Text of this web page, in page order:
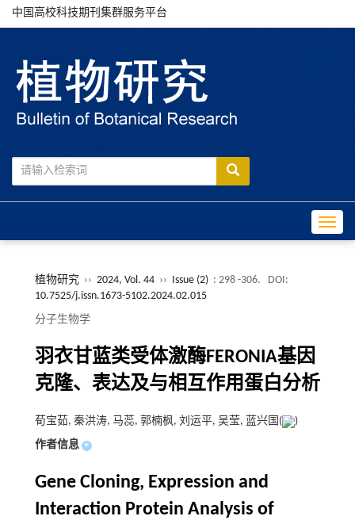
中国高校科技期刊集群服务平台
植物研究 ›› 2024, Vol. 44 ›› Issue (2) : 298 -306.
DOI:
10.7525/j.issn.1673-5102.2024.02.015
分子生物学
羽衣甘蓝类受体激酶FERONIA基因
克隆、表达及与相互作用蛋白分析
荀宝茹, 秦洪涛, 马蕊, 郭楠枫, 刘运平, 吴莹, 蓝兴国(
)
作者信息 +
Gene Cloning, Expression and
Interaction Protein Analysis of